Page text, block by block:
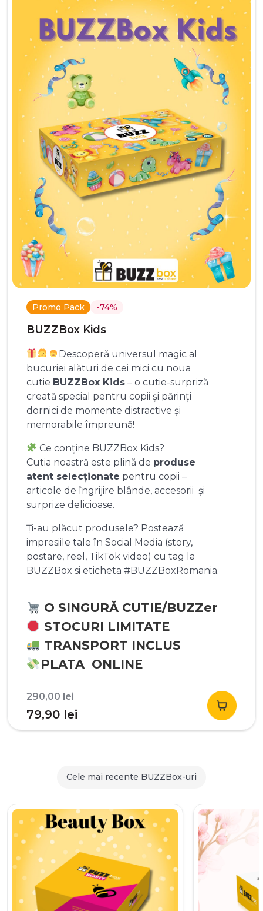
Promo Pack -74%
BUZZBox Kids
Descoperă universul magic al
bucuriei alături de cei mici cu noua
cutie BUZZBox Kids – o cutie-surpriză
creată special pentru copii și părinți
dornici de momente distractive și
memorabile împreună!
Ce conține BUZZBox Kids?
Cutia noastră este plină de produse
atent selecționate pentru copii –
articole de îngrijire blânde, accesorii și
surprize delicioase.
Ți-au plăcut produsele? Postează
impresiile tale în Social Media (story,
postare, reel, TikTok video) cu tag la
BUZZBox si eticheta #BUZZBoxRomania.
O SINGURĂ CUTIE/BUZZer
STOCURI LIMITATE
TRANSPORT INCLUS
PLATA ONLINE
290,00leiPrețul
inițial
a
290,00 lei.
79,90 lei
curent
79,90 lei.
Cele mai recente BUZZBox-uri